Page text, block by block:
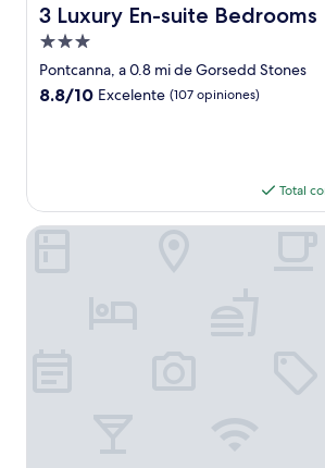
3 Luxury En-suite Bedrooms
3 Luxury En-suite Bedrooms
Propiedad
de
3.0
Pontcanna, a 0.8 mi de Gorsedd Stones
8.8
8.8/10 Excelente (107 opiniones)
Total
Hilton Cardiff